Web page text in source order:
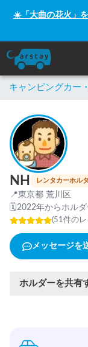
☀️「大曲の花火」
キャンピングカー
NH レンタカーホル
📍東京都 荒川区
🗓2022年からホルダ
(51件の
メッセージを
ホルダーを共有